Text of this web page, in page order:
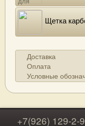
Щетка
Доставка
Оплата
Условные
+7(926) 129-2-